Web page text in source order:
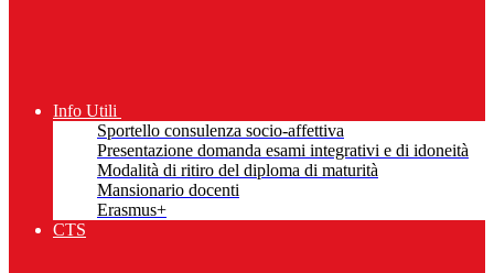
Info Utili
Sportello consulenza socio-affettiva
Presentazione domanda esami integrativi e di idoneità
Modalità di ritiro del diploma di maturità
Mansionario docenti
Erasmus+
CTS